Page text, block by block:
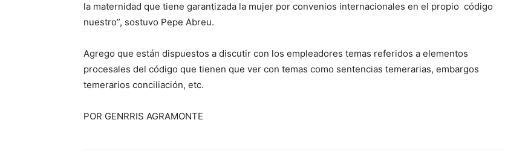
la maternidad que tiene garantizada la mujer por convenios internacionales en el propio código
nuestro”, sostuvo Pepe Abreu.
Agrego que están dispuestos a discutir con los empleadores temas referidos a elementos
procesales del código que tienen que ver con temas como sentencias temerarias, embargos
temerarios conciliación, etc.
POR GENRRIS AGRAMONTE